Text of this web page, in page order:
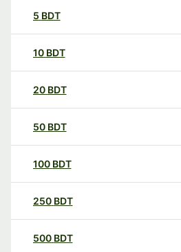
5 BDT
10 BDT
20 BDT
50 BDT
100 BDT
250 BDT
500 BDT